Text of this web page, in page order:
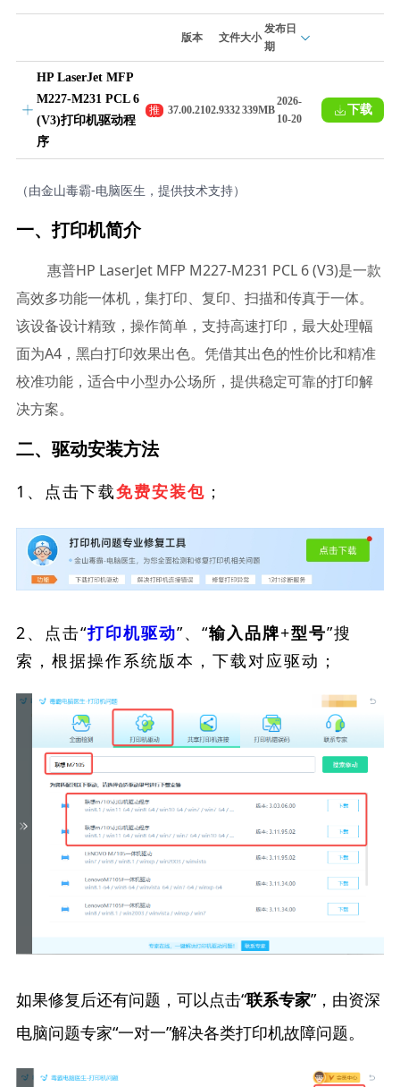
版本 文件大小
发布日
期
HP LaserJet MFP
M227-M231 PCL 6
(V3)打印机驱动程
序
推
荐
37.00.2102.9332339MB
2026-
10-20
下载
（由金山毒霸-电脑医生，提供技术支持）
一、打印机简介
惠普HP LaserJet MFP M227-M231 PCL 6 (V3)是一款
高效多功能一体机，集打印、复印、扫描和传真于一体。
该设备设计精致，操作简单，支持高速打印，最大处理幅
面为A4，黑白打印效果出色。凭借其出色的性价比和精准
校准功能，适合中小型办公场所，提供稳定可靠的打印解
决方案。
二、驱动安装方法
1、点击下载免费安装包 ；
2、点击“打印机驱动”、“输入品牌+型号”搜
索，根据操作系统版本，下载对应驱动；
如果修复后还有问题，可以点击“联系专家”，由资深
电脑问题专家“一对一”解决各类打印机故障问题。